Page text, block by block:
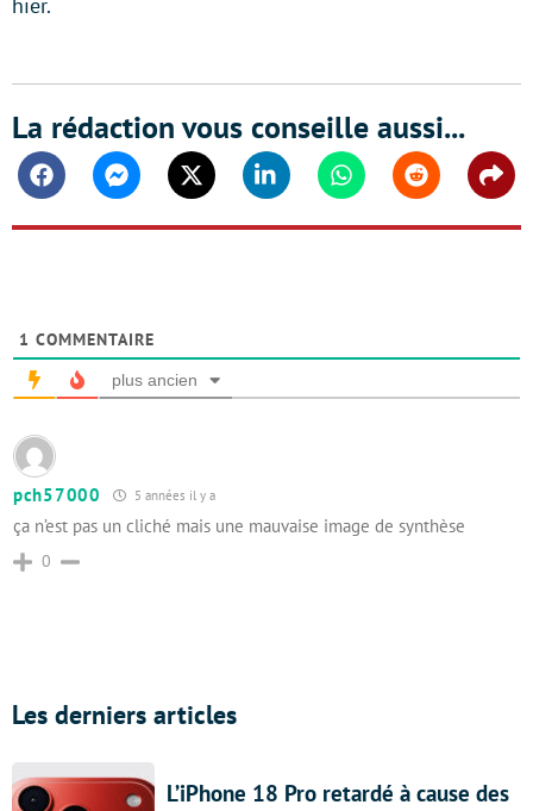
La rédaction vous conseille aussi...
FacebookMessengerTwitter Linkedin WhatsappReddit
1 COMMENTAIRE
plus ancien
pch57000 5 années il y a
ça n’est pas un cliché mais une mauvaise image de synthèse
0
Les derniers articles
L’iPhone 18 Pro retardé à cause des